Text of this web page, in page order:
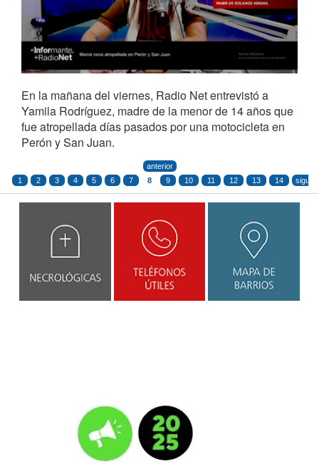
En la mañana del viernes, Radio Net entrevistó a
Yamila Rodríguez, madre de la menor de 14 años que
fue atropellada días pasados por una motocicleta en
Perón y San Juan.
anterior
1
2 3 4 5 6 7 8 9 10 11 12 13 14